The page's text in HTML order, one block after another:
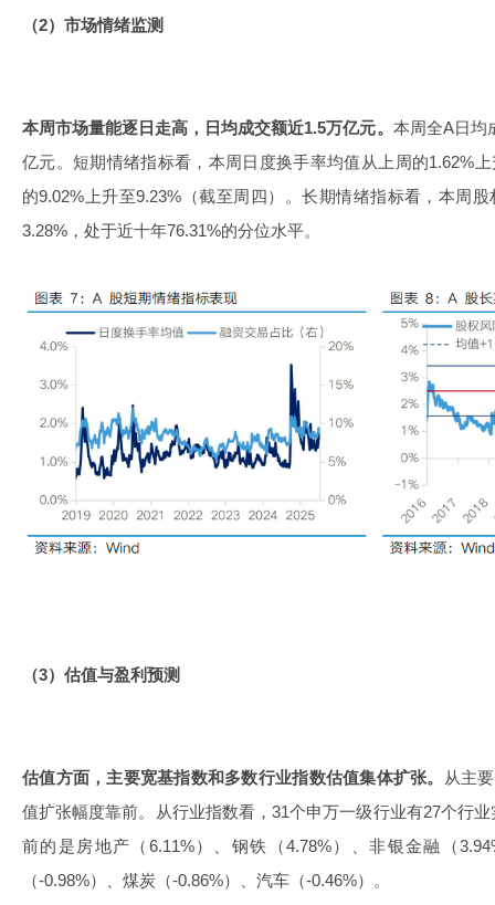
（2）市场情绪监测
本周市场量能逐日走高，日均成交额近1.5万亿元。 本周全A日均
亿元。短期情绪指标看，本周日度换手率均值从上周的1.62%
的9.02%上升至9.23%（截至周四）。长期情绪指标看，本周
3.28%，处于近十年76.31%的分位水平。
（3）估值与盈利预测
估值方面，主要宽基指数和多数行业指数估值集体扩张。
从主
值扩张幅度靠前。从行业指数看，31个申万一级行业有27个行
前的是房地产（6.11%）、钢铁（4.78%）、非银金融（
（-0.98%）、煤炭（-0.86%）、汽车（-0.46%）。